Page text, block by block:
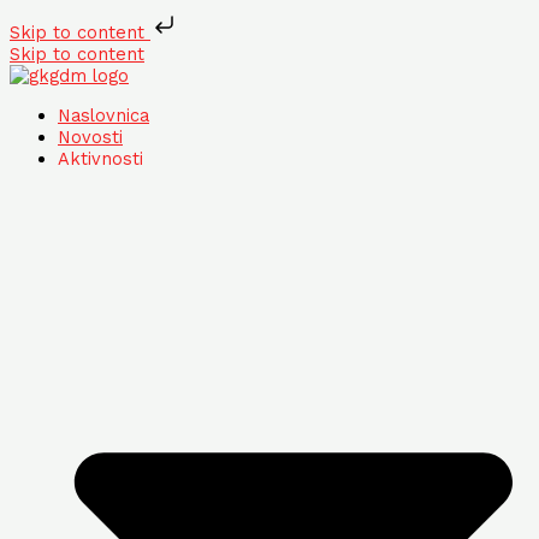
Skip to content
Skip to content
Naslovnica
Novosti
Aktivnosti